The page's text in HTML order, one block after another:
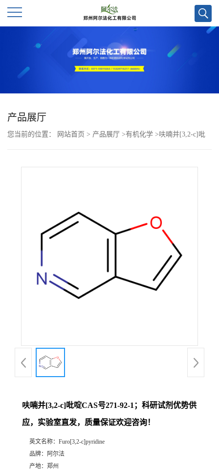
公
厅
产品展厅
您当前的位置： 网站首页 > 产品展厅 >有机化学 >呋喃并[3,2-c]吡
呋喃并[3,2-c]吡啶CAS号271-92-1；科研试剂优势供
应，实验室直发，质量保证欢迎咨询！
英文名称： Furo[3,2-c]pyridine
品牌：
阿尔法
产地： 郑州